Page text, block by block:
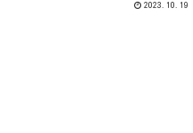
2023.10.19